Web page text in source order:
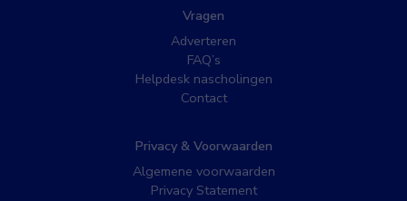
Vragen
Adverteren
FAQ’s
Helpdesk nascholingen
Contact
Privacy & Voorwaarden
Algemene voorwaarden
Privacy Statement